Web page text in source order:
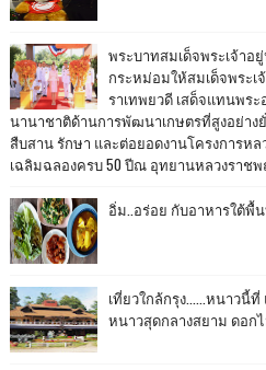
พระบาทสมเด็จพระเจ้าอ
กระหม่อมให้สมเด็จพระเ
ราเทพยวดี เสด็จแทนพร
นานาชาติด้านการพัฒนาเกษตรที่สูงอย่า
สืบสาน รักษา และต่อยอดงานโครงการหล
เฉลิมฉลองครบ 50 ปีณ อุทยานหลวงราชพ
อิ่ม..อร่อย กับอาหารใต้พื้
เที่ยวใกล้กรุง......หนาวนี้
หนาวสุดกลางสยาม ดอก